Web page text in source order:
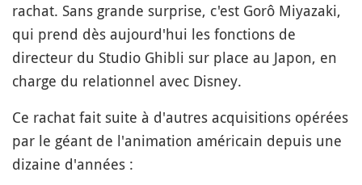
rachat. Sans grande surprise, c'est Gorô Miyazaki,
qui prend dès aujourd'hui les fonctions de
directeur du Studio Ghibli sur place au Japon, en
charge du relationnel avec Disney.
Ce rachat fait suite à d'autres acquisitions opérées
par le géant de l'animation américain depuis une
dizaine d'années :